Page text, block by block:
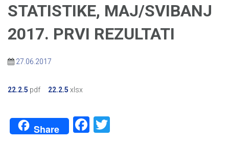
STATISTIKE, MAJ/SVIBANJ
2017. PRVI REZULTATI
27.06.2017
22.2.5 pdf 22.2.5 xlsx
Share Facebook